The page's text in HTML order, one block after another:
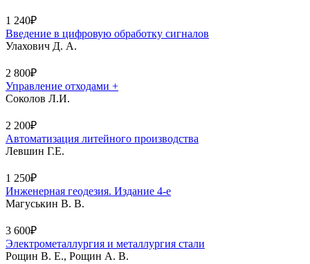
1 240₽
Введение в цифровую обработку сигналов
Улахович Д. А.
2 800₽
Управление отходами +
Соколов Л.И.
2 200₽
Автоматизация литейного производства
Левшин Г.Е.
1 250₽
Инженерная геодезия. Издание 4-е
Магуськин В. В.
3 600₽
Электрометаллургия и металлургия стали
Рощин В. Е., Рощин А. В.